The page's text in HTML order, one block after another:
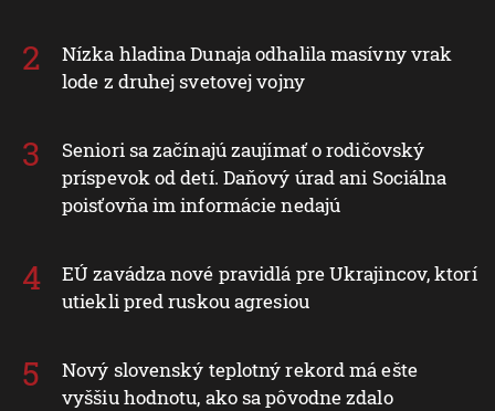
Nízka hladina Dunaja odhalila masívny vrak
lode z druhej svetovej vojny
Seniori sa začínajú zaujímať o rodičovský
príspevok od detí. Daňový úrad ani Sociálna
poisťovňa im informácie nedajú
EÚ zavádza nové pravidlá pre Ukrajincov, ktorí
utiekli pred ruskou agresiou
Nový slovenský teplotný rekord má ešte
vyššiu hodnotu, ako sa pôvodne zdalo